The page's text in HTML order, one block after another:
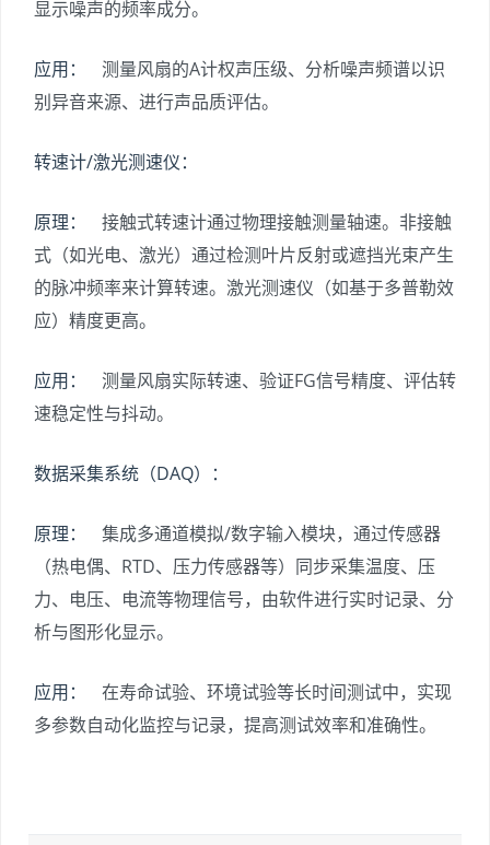
显示噪声的频率成分。
应用：
测量风扇的A计权声压级、分析噪声频谱以识
别异音来源、进行声品质评估。
转速计/激光测速仪：
原理：
接触式转速计通过物理接触测量轴速。非接触
式（如光电、激光）通过检测叶片反射或遮挡光束产生
的脉冲频率来计算转速。激光测速仪（如基于多普勒效
应）精度更高。
应用：
测量风扇实际转速、验证FG信号精度、评估转
速稳定性与抖动。
数据采集系统（DAQ）：
原理：
集成多通道模拟/数字输入模块，通过传感器
（热电偶、RTD、压力传感器等）同步采集温度、压
力、电压、电流等物理信号，由软件进行实时记录、分
析与图形化显示。
应用：
在寿命试验、环境试验等长时间测试中，实现
多参数自动化监控与记录，提高测试效率和准确性。